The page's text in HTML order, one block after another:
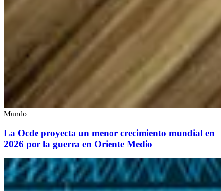
Mundo
La Ocde proyecta un menor crecimiento mundial en
2026 por la guerra en Oriente Medio